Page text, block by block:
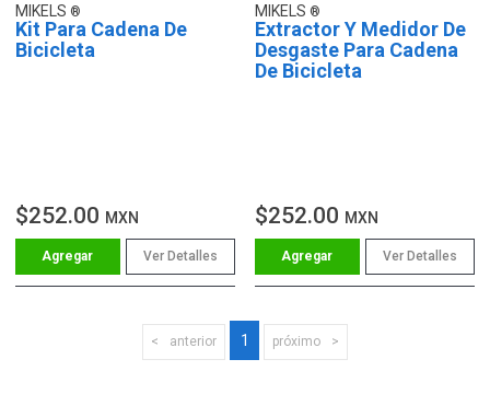
MIKELS
Kit Para Cadena De
Bicicleta
$252.00 MXN
Ver Detalles
MIKELS
Extractor Y Medidor De
Desgaste Para Cadena
De Bicicleta
$252.00 MXN
Ver Detalles
anterior 1 próximo